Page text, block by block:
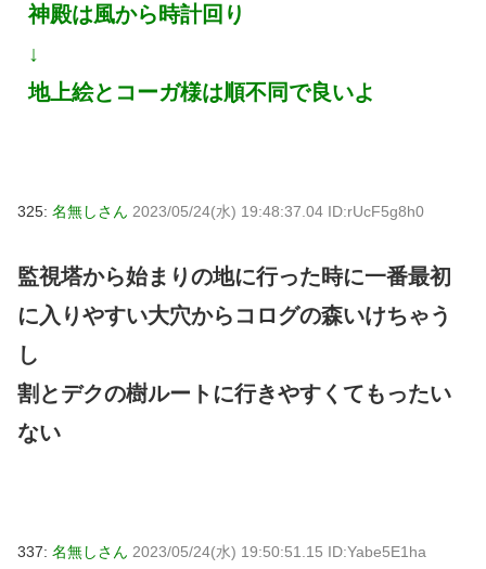
神殿は風から時計回り
↓
地上絵とコーガ様は順不同で良いよ
325: 名無しさん 2023/05/24(水) 19:48:37.04 ID:rUcF5g8h0
監視塔から始まりの地に行った時に一番最初
に入りやすい大穴からコログの森いけちゃう
し
割とデクの樹ルートに行きやすくてもったい
ない
337: 名無しさん 2023/05/24(水) 19:50:51.15 ID:Yabe5E1ha